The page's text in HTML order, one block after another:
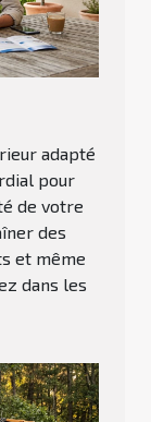
adapté
pour
de votre
des
et même
dans les